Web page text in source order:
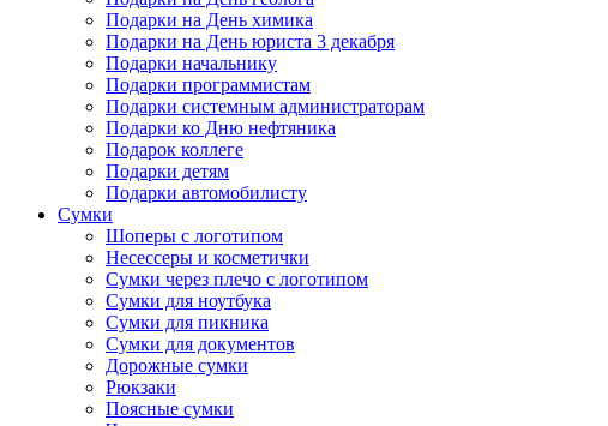
Подарки на День химика
Подарки на День юриста 3 декабря
Подарки начальнику
Подарки программистам
Подарки системным администраторам
Подарки ко Дню нефтяника
Подарок коллеге
Подарки детям
Подарки автомобилисту
Сумки
Шоперы с логотипом
Несессеры и косметички
Сумки через плечо с логотипом
Сумки для ноутбука
Сумки для пикника
Сумки для документов
Дорожные сумки
Рюкзаки
Поясные сумки